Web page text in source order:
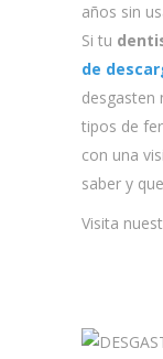
años sin
Si tu
de
desgasten
tipos de
con una
saber y
Visita